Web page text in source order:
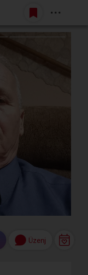
Belépés
Üzenj